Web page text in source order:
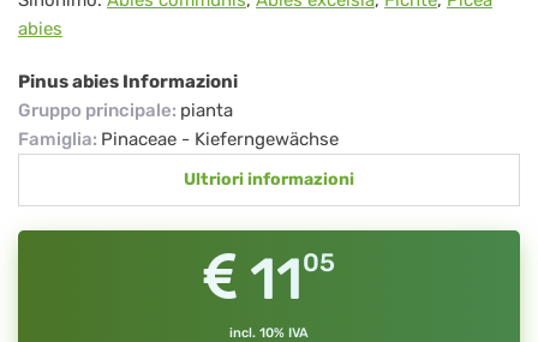
abies
abies
Pinus abies Informazioni
Gruppo principale: pianta
Famiglia: Pinaceae - Kieferngewächse
Ultriori informazioni
1105
incl. 10% IVA